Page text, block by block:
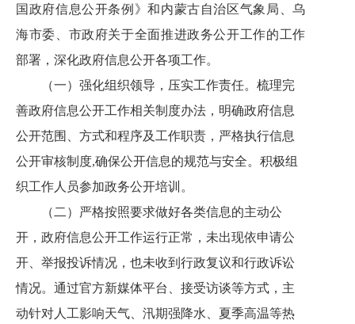
国政府信息公开条例》和内蒙古自治区气象局、乌
海市委 、市政府关于全面推进政务公开工作的工作
部署 ，深化政府信息公开各项工作。
（一）强化组织领导，压实工作责任。梳理完
善政府信息公开工作相关制度办法，明确政府信息
公开范围、方式和程序及工作职责，严格执行信息
公开审核制度,确保公开信息的规范与安全。积极组
织工作人员参加政务公开培训。
（二）严格按照要求做好各类信息的主动公
开，政府信息公开工作运行正常，未出现依申请公
开、举报投诉情况，也未收到行政复议和行政诉讼
情况。通过官方新媒体平台、接受访谈等方式，主
动针对人工影响天气、汛期强降水、夏季高温等热